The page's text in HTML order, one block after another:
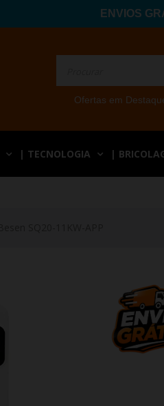
ENVIOS
Ofertas em
| TECNOLOGIA |